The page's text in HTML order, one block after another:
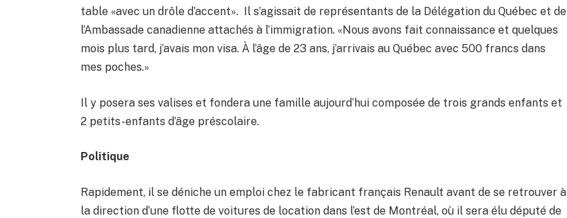
table «avec un drôle d’accent». Il s’agissait de représentants de la Délégation du Québec et de
l’Ambassade canadienne attachés à l’immigration. «Nous avons fait connaissance et quelques
mois plus tard, j’avais mon visa. À l’âge de 23 ans, j’arrivais au Québec avec 500 francs dans
mes poches.»
Il y posera ses valises et fondera une famille aujourd’hui composée de trois grands enfants et
2 petits-enfants d’âge préscolaire.
Politique
Rapidement, il se déniche un emploi chez le fabricant français Renault avant de se retrouver à
la direction d’une flotte de voitures de location dans l’est de Montréal, où il sera élu député de